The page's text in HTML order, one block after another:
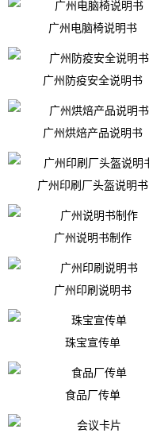
广州电脑椅说明书
广州防疫安全说明书
广州烘焙产品说明书
广州印刷厂头盔说明书
广州说明书制作
广州印刷说明书
珠宝宣传单
食品厂传单